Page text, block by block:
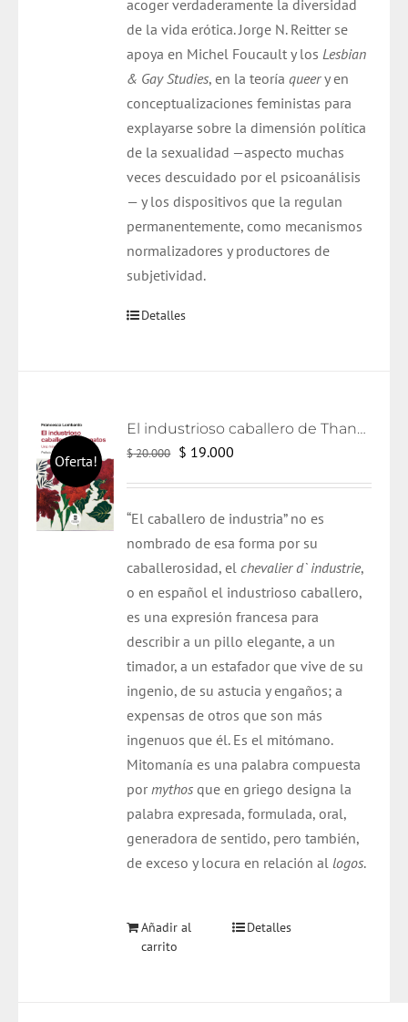
acoger verdaderamente la diversidad
de la vida erótica. Jorge N. Reitter se
apoya en Michel Foucault y losLesbian
& Gay Studies, en la teoríaqueery en
conceptualizaciones feministas para
explayarse sobre la dimensión política
de la sexualidad —aspecto muchas
veces descuidado por el psicoanálisis
— y los dispositivos que la regulan
permanentemente, como mecanismos
normalizadores y productores de
subjetividad.
Detalles
Oferta!
El industrioso caballero de Thanatos
$20.000 El
era:
$ 20.000.
$ 19.000
es:
$ 19.000.
“El caballero de industria” no es
nombrado de esa forma por su
caballerosidad, elchevalier d` industrie,
o en español el industrioso caballero,
es una expresión francesa para
describir a un pillo elegante, a un
timador, a un estafador que vive de su
ingenio, de su astucia y engaños; a
expensas de otros que son más
ingenuos que él. Es el mitómano.
Mitomanía es una palabra compuesta
pormythosque en griego designa la
palabra expresada, formulada, oral,
generadora de sentido, pero también,
de exceso y locura en relación allogos.
Añadir al
carrito
Detalles